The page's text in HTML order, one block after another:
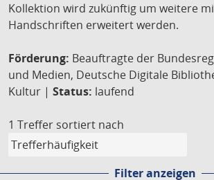
Kollektion wird zukünftig um weitere
Handschriften erweitert werden.
Förderung: Beauftragte der
und Medien, Deutsche Digitale
Kultur | Status: laufend
1 Treffer sortiert nach
Filter anzeigen